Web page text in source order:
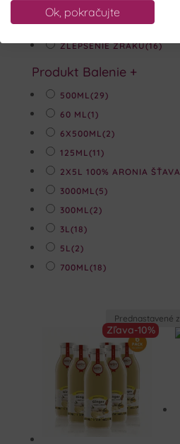
ZDRAVE TRÁVENIE
ZEMOLEZ(1)
ZLEPŠENIE ZRAKU(16)
Produkt Balenie +
500ML (29)
60 ML (1)
6X500ML (2)
125ML (11)
2X5L 100% ARONIA ŠŤAVA
3000ML (5)
300ML (2)
3L (18)
5L (2)
700ML (18)
Zľava-10%
Ok, pokračujte